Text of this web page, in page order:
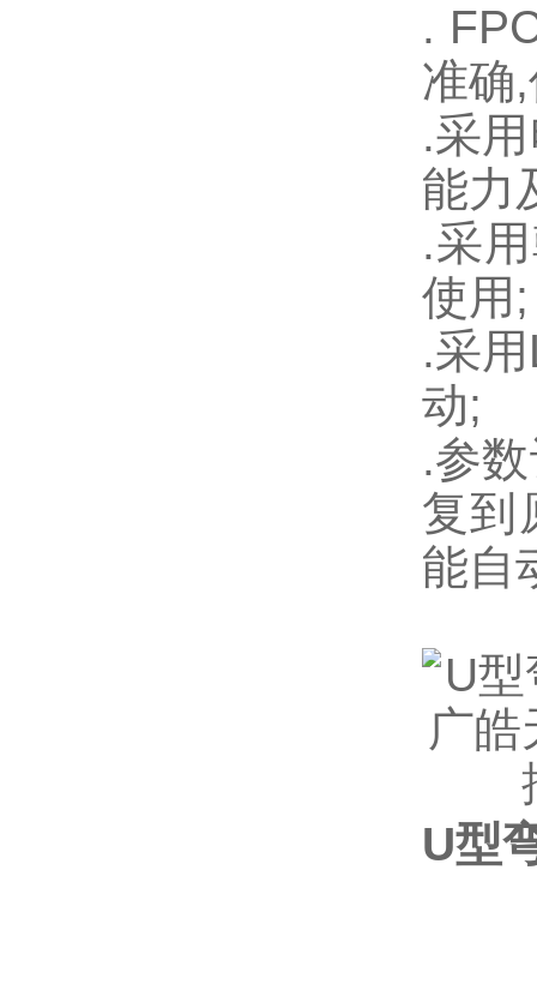
.
准确
.采
能力
.采
使用;
.采
动;
.参
复到
能自
U型